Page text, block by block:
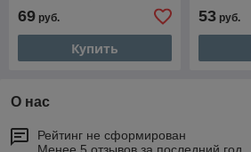
историей
69 руб.
Купить
53руб.
О нас
Рейтинг не сформирован